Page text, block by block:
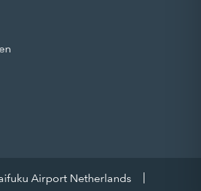
Airport Netherlands